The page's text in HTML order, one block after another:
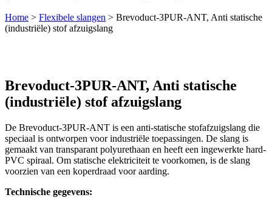
Home > Flexibele slangen > Brevoduct-3PUR-ANT, Anti statische
(industriële) stof afzuigslang
Brevoduct-3PUR-ANT, Anti statische
(industriële) stof afzuigslang
De Brevoduct-3PUR-ANT is een anti-statische stofafzuigslang die
speciaal is ontworpen voor industriële toepassingen. De slang is
gemaakt van transparant polyurethaan en heeft een ingewerkte hard-
PVC spiraal. Om statische elektriciteit te voorkomen, is de slang
voorzien van een koperdraad voor aarding.
Technische gegevens: